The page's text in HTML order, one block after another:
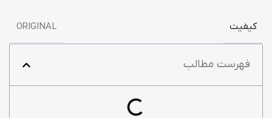
کیفیت ORIGINAL
فهرست مطالب